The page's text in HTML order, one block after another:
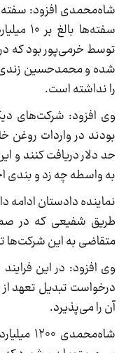
شاه‌محمدی افزود:
توسط خرمی‌پور بود که در
شده و محمدحسین زندی
را نداشته است.
وی افزود: شرکت‌های
بودند در واردات روغن
به واسطه چه زد و
نماینده دادستان ادامه
طریق شفیعی که در صمت
متقاضی به این
وی افزود: در این
درخواست تبدیل تعهد
آن را می‌پذیرد.